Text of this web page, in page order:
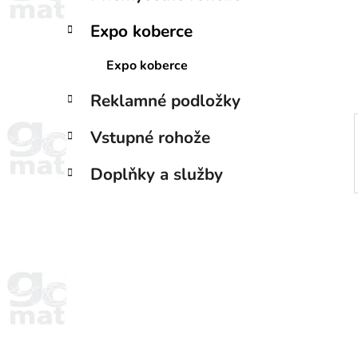
n
e
Expo koberce
Expo koberce
Reklamné podložky
Vstupné rohože
Doplňky a služby